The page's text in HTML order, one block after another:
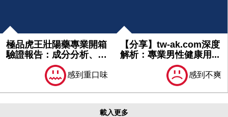
極品虎王壯陽藥專業開箱
驗證報告：成分分析、功
感到重口味
【分享】tw-ak.com深度
解析：專業男性健康用...
感到不爽
載入更多